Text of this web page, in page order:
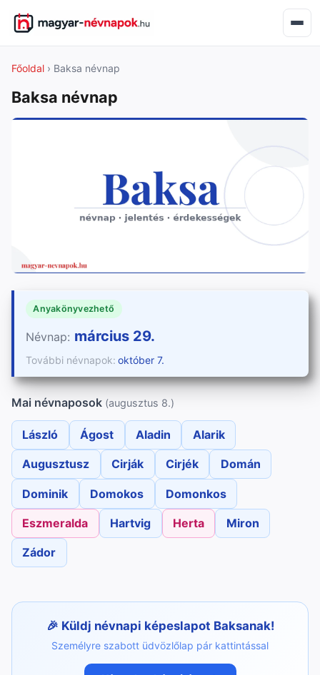
Főoldal › Baksa névnap
Baksa névnap
Anyakönyvezhető
Névnap: március 29.
További névnapok: október 7.
Mai névnaposok (augusztus 8.)
László Ágost Aladin Alarik
Augusztusz Cirják Cirjék Domán
Dominik Domokos Domonkos
Eszmeralda Hartvig Herta Miron
Zádor
Küldj névnapi képeslapot Baksanak!
Személyre szabott üdvözlőlap pár kattintással